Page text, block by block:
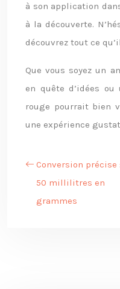
à son application
à la découverte.
découvrez tout ce
Que vous soyez un
en quête d’idées
rouge pourrait bien
une expérience
Conversion précise :
50 millilitres en
grammes